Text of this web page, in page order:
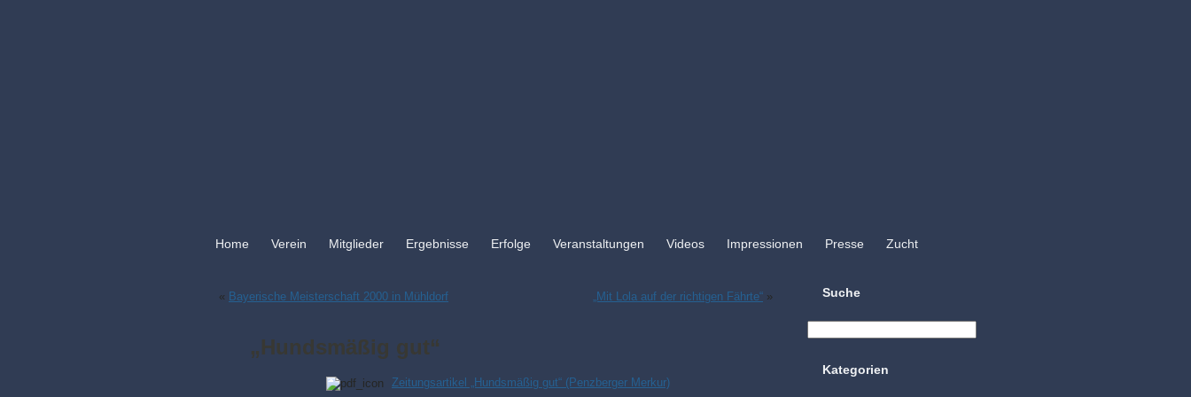
Home Verein Mitglieder Ergebnisse Erfolge Veranstaltungen Videos Impressionen Presse Zucht
« Bayerische Meisterschaft 2000 in Mühldorf „Mit Lola auf der richtigen Fährte“ »
„Hundsmäßig gut“
Zeitungsartikel „Hundsmäßig gut“ (Penzberger Merkur)
Suche
Kategorien